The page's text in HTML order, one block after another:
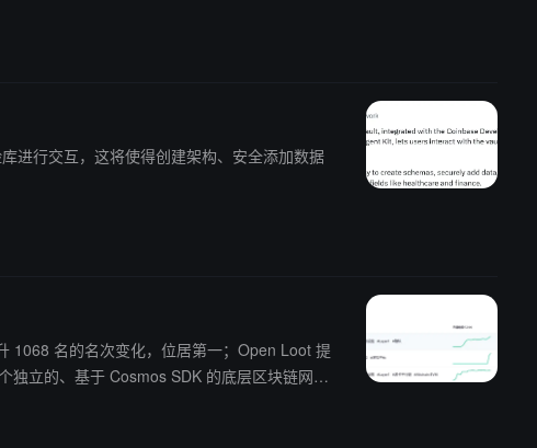
进行交互，这将使得创建架构、安全添加数据
1068 名的名次变化，位居第一；Open Loot 提
的主网在 2020 年 2 月 13 日上线，其目